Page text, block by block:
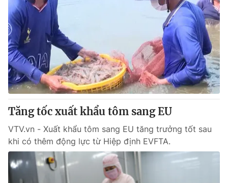
Email:toasoan@vtv.vn
Liên hệ quảng cáo:
® Cấm sao chép dưới mọi hình thức nếu không có sự chấp
thuận bằng văn bản. Ghi rõ nguồn VTV.vn khi phát hành lại
Tăng tốc xuất khẩu tôm sang EU
VTV.vn - Xuất khẩu tôm sang EU tăng trưởng tốt sau
khi có thêm động lực từ Hiệp định EVFTA.